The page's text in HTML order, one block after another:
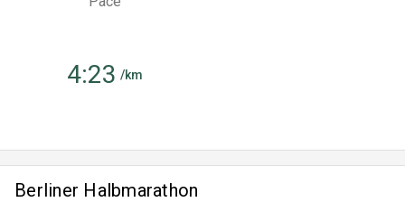
4:23 /km
Berliner Halbmarathon